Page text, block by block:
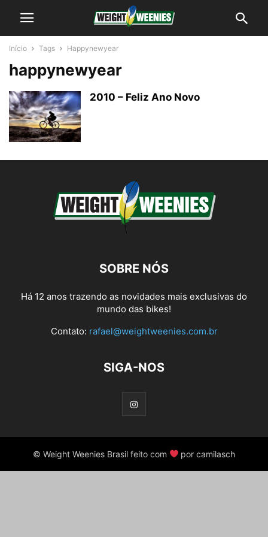
Início Tags Happynewyear
happynewyear
2010 – Feliz Ano Novo
SOBRE NÓS
Há 12 anos trazendo as novidades mais exclusivas do
mundo das bikes!
Contato: rafael@weightweenies.com.br
SIGA-NOS
© Weight Weenies Brasil feito com por camilasch